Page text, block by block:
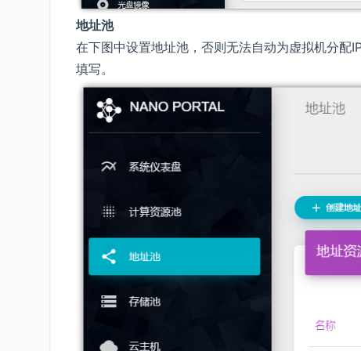
地址池
在下图中设置地址池，否则无法自动为虚拟机分配
填写。